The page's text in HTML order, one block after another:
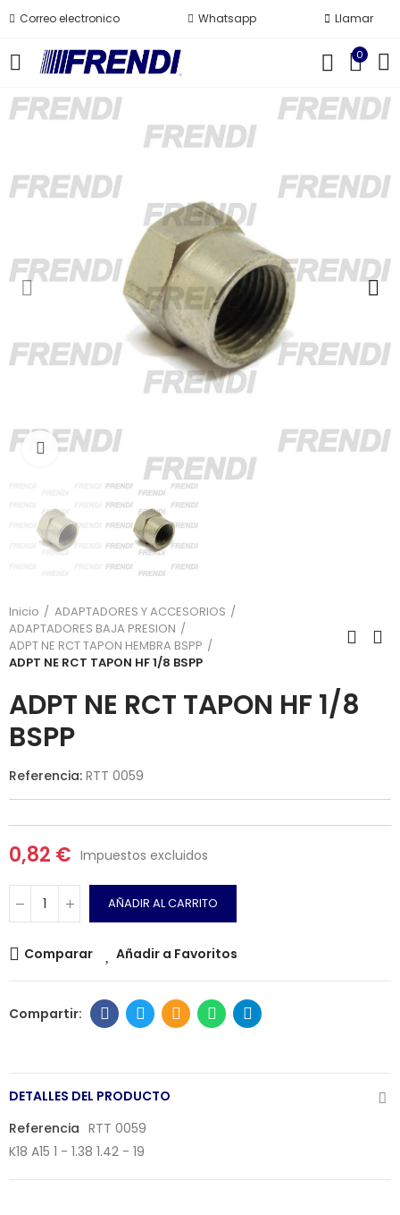
Correo electronico Whatsapp Llamar
0
Click para agrandar
Inicio
ADAPTADORES Y ACCESORIOS
ADAPTADORES BAJA PRESION
ADPT NE RCT TAPON HEMBRA BSPP
ADPT NE RCT TAPON HF 1/8 BSPP
ADPT NE RCT TAPON HF 1/8
BSPP
Referencia: RTT 0059
0,82 € Impuestos excluidos
AÑADIR AL CARRITO
Comparar Añadir a Favoritos
DETALLES DEL PRODUCTO
Referencia RTT 0059
K18 A15 1 - 1.38 1.42 - 19